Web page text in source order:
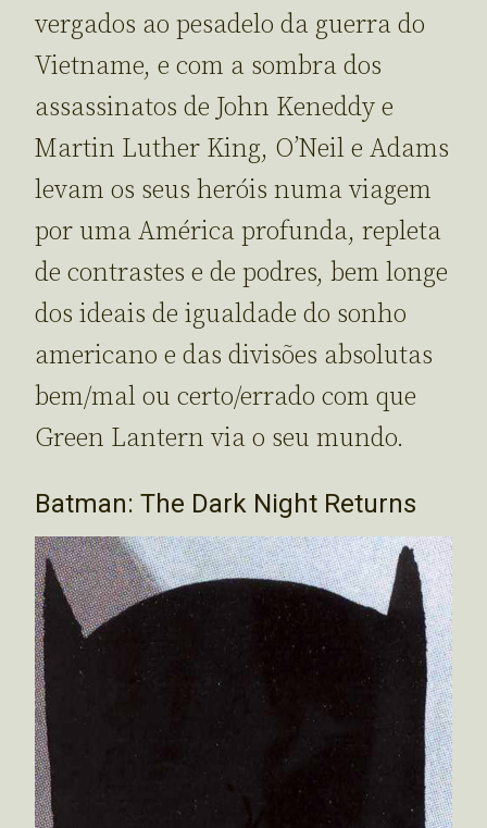
vergados ao pesadelo da guerra do
Vietname, e com a sombra dos
assassinatos de John Keneddy e
Martin Luther King, O’Neil e Adams
levam os seus heróis numa viagem
por uma América profunda, repleta
de contrastes e de podres, bem longe
dos ideais de igualdade do sonho
americano e das divisões absolutas
bem/mal ou certo/errado com que
Green Lantern via o seu mundo.
Batman: The Dark Night Returns